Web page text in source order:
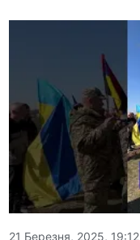
21 Березня, 2025, 19:12